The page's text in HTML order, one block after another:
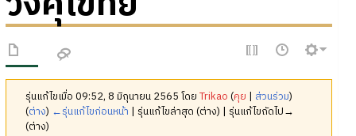
รุ่นแก้ไขเมื่อ 09:52, 8 มิถุนายน 2565 โดยTrikao (คุย | ส่วนร่วม)
(ต่าง) ←รุ่นแก้ไขก่อนหน้า | รุ่นแก้ไขล่าสุด (ต่าง) | รุ่นแก้ไขถัดไป→
(ต่าง)